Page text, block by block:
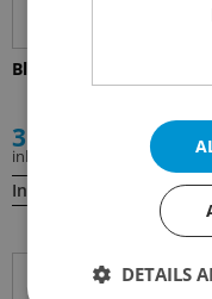
Blizzard Strawberry
3.60
inkl. MWST
Inhalt:
DETAILS